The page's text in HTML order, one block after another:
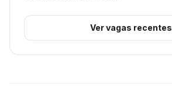
Ver vagas recentes